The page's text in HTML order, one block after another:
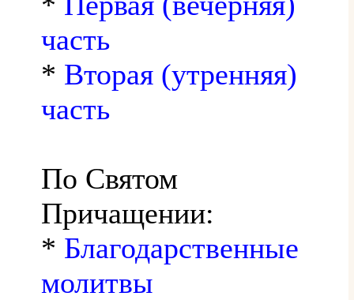
часть
* Вторая (утренняя)
часть
По Святом
Причащении:
* Благодарственные
молитвы